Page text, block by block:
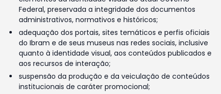
Federal, preservada a integridade dos documentos
administrativos, normativos e históricos;
adequação dos portais, sites temáticos e perfis oficiais
do Ibram e de seus museus nas redes sociais, inclusive
quanto à identidade visual, aos conteúdos publicados e
aos recursos de interação;
suspensão da produção e da veiculação de conteúdos
institucionais de caráter promocional;